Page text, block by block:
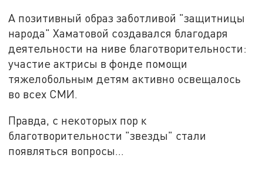
А позитивный образ заботливой "защитницы
народа" Хаматовой создавался благодаря
деятельности на ниве благотворительности:
участие актрисы в фонде помощи
тяжелобольным детям активно освещалось
во всех СМИ.
Правда, с некоторых пор к
благотворительности "звезды" стали
появляться вопросы…